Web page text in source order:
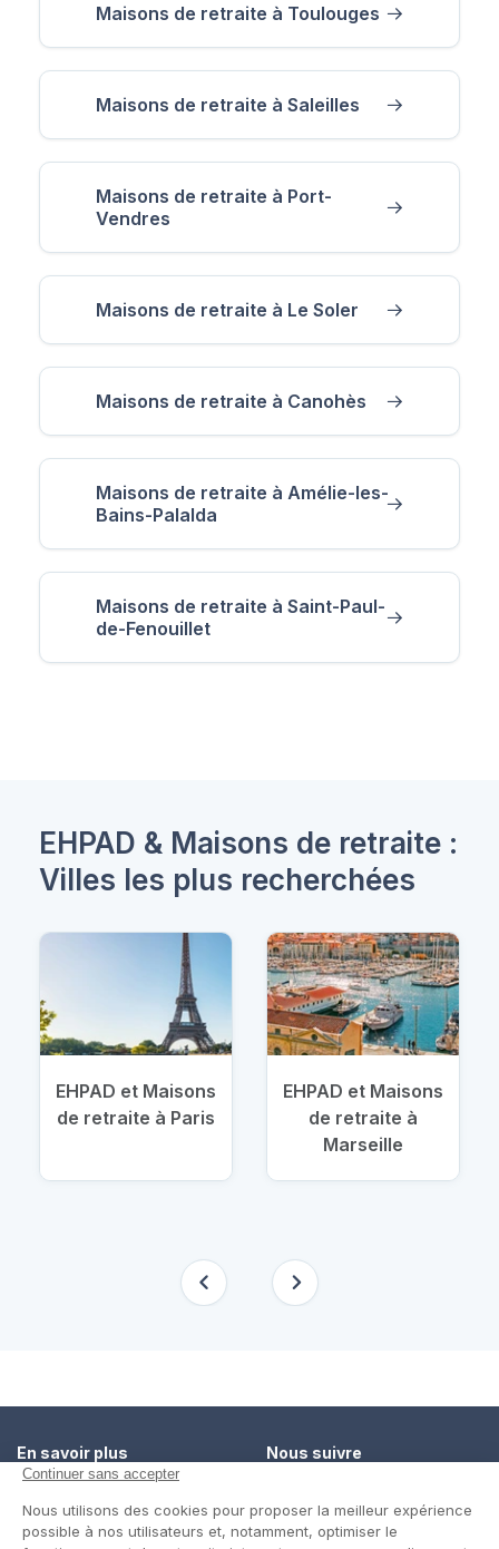
Maisons de retraite à Toulouges
Maisons de retraite à Saleilles
Maisons de retraite à Port-
Vendres
Maisons de retraite à Le Soler
Maisons de retraite à Canohès
Maisons de retraite à Amélie-les-
Bains-Palalda
Maisons de retraite à Saint-Paul-
de-Fenouillet
EHPAD & Maisons de retraite :
Villes les plus recherchées
EHPAD et Maisons
de retraite à Paris
EHPAD et Maisons
de retraite à
Marseille
En savoir plus
Un service de confiance
Contact
Nous suivre
Twitter
Blog